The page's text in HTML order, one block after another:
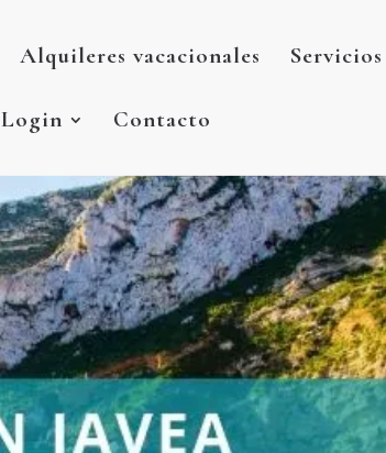
Alquileres vacacionales Servicios
Login Contacto